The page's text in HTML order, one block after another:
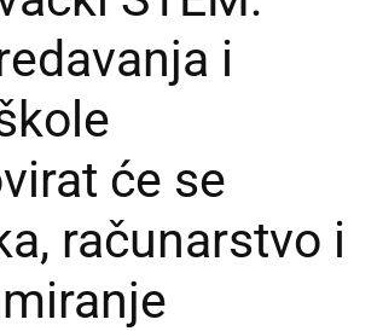
i
će se
računarstvo i